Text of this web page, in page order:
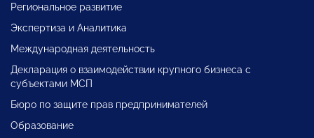
Региональное развитие
Экспертиза и Аналитика
Международная деятельность
Декларация о взаимодействии крупного бизнеса с
субъектами МСП
Бюро по защите прав предпринимателей
Образование